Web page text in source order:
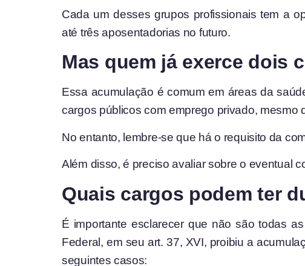
Cada um desses grupos profissionais tem a
até três aposentadorias no futuro.
Mas quem já exerce dois
Essa acumulação é comum em áreas da
cargos públicos com emprego privado, mesmo
No entanto, lembre-se que há o requisito da
Além disso, é preciso avaliar sobre o eventual
Quais cargos podem ter
É importante esclarecer que não são todas
Federal, em seu art. 37, XVI, proibiu a
seguintes casos: